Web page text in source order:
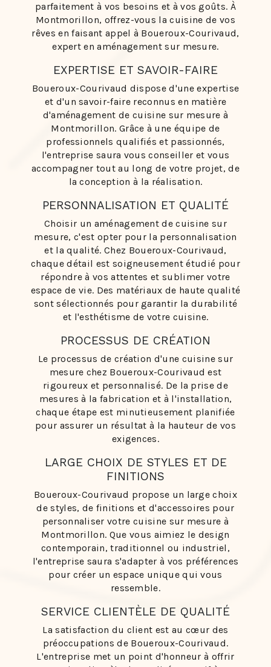
parfaitement à vos besoins et à vos goûts. À
Montmorillon, offrez-vous la cuisine de vos
rêves en faisant appel à Boueroux-Courivaud,
expert en aménagement sur mesure.
EXPERTISE ET SAVOIR-FAIRE
Boueroux-Courivaud dispose d'une expertise
et d'un savoir-faire reconnus en matière
d'aménagement de cuisine sur mesure à
Montmorillon. Grâce à une équipe de
professionnels qualifiés et passionnés,
l'entreprise saura vous conseiller et vous
accompagner tout au long de votre projet, de
la conception à la réalisation.
PERSONNALISATION ET QUALITÉ
Choisir un aménagement de cuisine sur
mesure, c'est opter pour la personnalisation
et la qualité. Chez Boueroux-Courivaud,
chaque détail est soigneusement étudié pour
répondre à vos attentes et sublimer votre
espace de vie. Des matériaux de haute qualité
sont sélectionnés pour garantir la durabilité
et l'esthétisme de votre cuisine.
PROCESSUS DE CRÉATION
Le processus de création d'une cuisine sur
mesure chez Boueroux-Courivaud est
rigoureux et personnalisé. De la prise de
mesures à la fabrication et à l'installation,
chaque étape est minutieusement planifiée
pour assurer un résultat à la hauteur de vos
exigences.
LARGE CHOIX DE STYLES ET DE
FINITIONS
Boueroux-Courivaud propose un large choix
de styles, de finitions et d'accessoires pour
personnaliser votre cuisine sur mesure à
Montmorillon. Que vous aimiez le design
contemporain, traditionnel ou industriel,
l'entreprise saura s'adapter à vos préférences
pour créer un espace unique qui vous
ressemble.
SERVICE CLIENTÈLE DE QUALITÉ
La satisfaction du client est au cœur des
préoccupations de Boueroux-Courivaud.
L'entreprise met un point d'honneur à offrir